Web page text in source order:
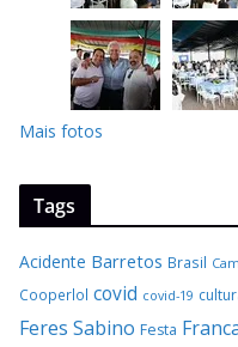
Mais fotos
Tags
Acidente Barretos Brasil
Cooperlol covid covid-19
Feres Sabino Festa